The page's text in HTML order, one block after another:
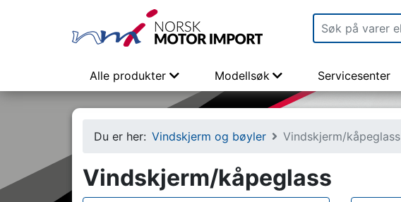
Alle produkter Modellsøk Servicesenter
Du er her: Vindskjerm og bøyler Vindskjerm/kåpeglass
Vindskjerm/kåpeglass